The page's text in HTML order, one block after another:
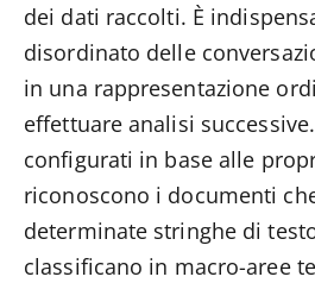
dei dati raccolti. È
disordinato delle
in una rappresentazione
effettuare analisi
configurati in base alle
riconoscono i documenti
determinate stringhe di
classificano in macro-aree